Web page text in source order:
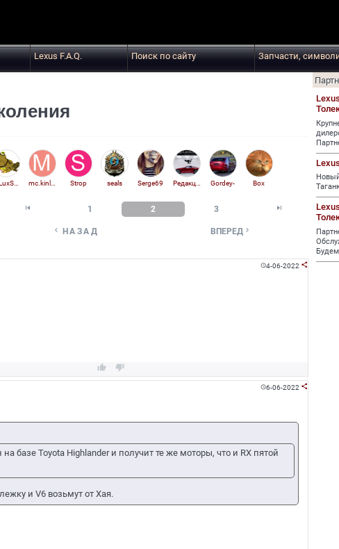
Lexus F.A.Q. Поиск по сайту Запчасти,
HiLuxSurfer Strop seals Serge69 Gordey- Box
 1 2 3 
 НАЗАД ВПЕРЕД 
4-06-2022 
 
6-06-2022 
базе Toyota Highlander и получит те же моторы, что и RX пятой
и V6 возьмут от Хая.